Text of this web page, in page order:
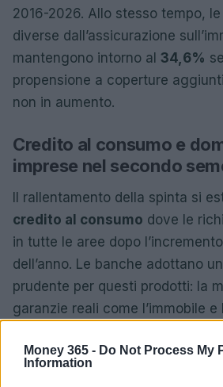
Money 365 - Do Not Process My
Information
2016-2026. Allo stesso tempo,
diverse dall’assicurazione
mantengono intorno al 34,6%
propensione a coperture
non in aumento.
Credito al consumo e
imprese nel secondo
Il rallentamento della spinta si
credito al consumo dove le
in tutte le aree dopo
dell’anno. Le banche adottano
prudente per questi prodotti: la
garanzie reali come l’immobile e
per consumi più sensibili al